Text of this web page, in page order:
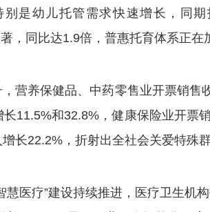
幼儿托管需求快速增长，同期
，同比达1.9倍，普惠托育体系正在
养保健品、中药零售业开票销售
11.5%和32.8%，健康保险业开票
长22.2%，折射出全社会关爱特殊群
医疗”建设持续推进，医疗卫生机